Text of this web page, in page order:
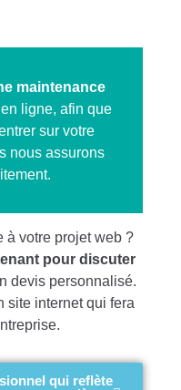
maintenance
ligne, afin que
sur votre
nous assurons
à votre projet web ?
pour discuter
devis personnalisé.
site internet qui fera
qui reflète